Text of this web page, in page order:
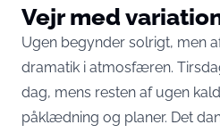
Vejr med
Ugen begynder solrigt, men
dramatik i atmosfæren.
dag, mens resten af ugen
påklædning og planer. Det